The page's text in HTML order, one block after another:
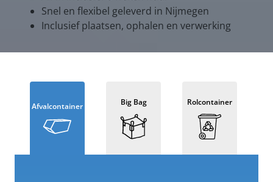
Snel en flexibel geleverd in Nijmegen
Inclusief plaatsen, ophalen en verwerking
Afvalcontainer Big Bag Rolcontainer